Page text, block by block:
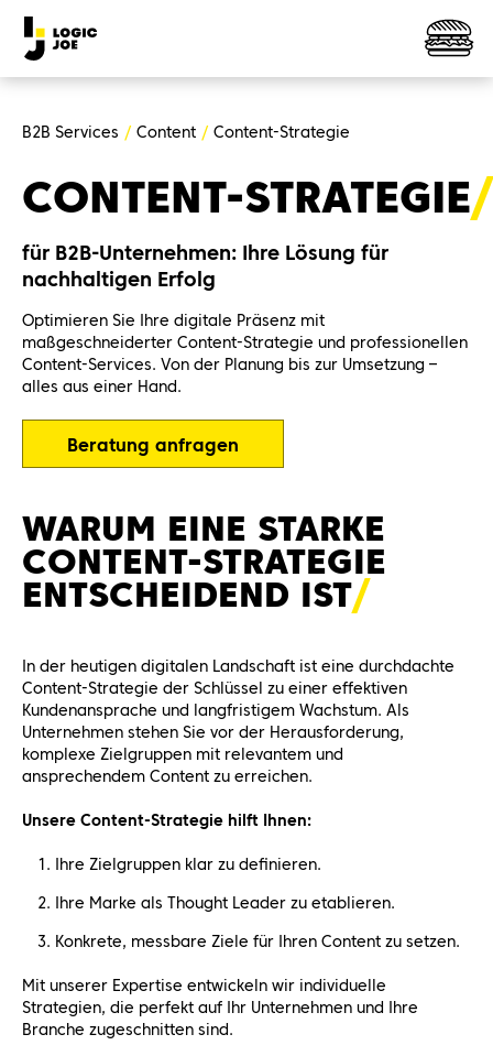
B2B Services Content Content-Strategie
CONTENT-STRATEGIE
für B2B-Unternehmen: Ihre Lösung für
nachhaltigen Erfolg
Optimieren Sie Ihre digitale Präsenz mit
maßgeschneiderter Content-Strategie und professionellen
Content-Services. Von der Planung bis zur Umsetzung –
alles aus einer Hand.
Beratung anfragen
WARUM EINE STARKE
CONTENT-STRATEGIE
ENTSCHEIDEND IST
In der heutigen digitalen Landschaft ist eine durchdachte
Content-Strategie der Schlüssel zu einer effektiven
Kundenansprache und langfristigem Wachstum. Als
Unternehmen stehen Sie vor der Herausforderung,
komplexe Zielgruppen mit relevantem und
ansprechendem Content zu erreichen.
Unsere Content-Strategie hilft Ihnen:
Ihre Zielgruppen klar zu definieren.
Ihre Marke als Thought Leader zu etablieren.
Konkrete, messbare Ziele für Ihren Content zu setzen.
Mit unserer Expertise entwickeln wir individuelle
Strategien, die perfekt auf Ihr Unternehmen und Ihre
Branche zugeschnitten sind.